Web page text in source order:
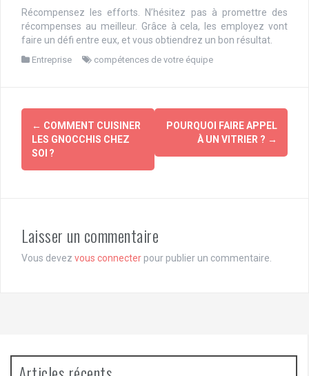
Récompensez les efforts. N’hésitez pas à promettre des
récompenses au meilleur. Grâce à cela, les employez vont
faire un défi entre eux, et vous obtiendrez un bon résultat.
Entreprise compétences de votre équipe
Navigation
d'article
← COMMENT CUISINER
LES GNOCCHIS CHEZ
SOI ?
POURQUOI FAIRE APPEL
À UN VITRIER ? →
Laisser un commentaire
Vous devez vous connecter pour publier un commentaire.